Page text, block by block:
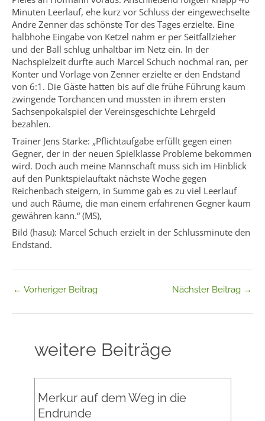
Minuten Leerlauf, ehe kurz vor Schluss der eingewechselte
Andre Zenner das schönste Tor des Tages erzielte. Eine
halbhohe Eingabe von Ketzel nahm er per Seitfallzieher
und der Ball schlug unhaltbar im Netz ein. In der
Nachspielzeit durfte auch Marcel Schuch nochmal ran, per
Konter und Vorlage von Zenner erzielte er den Endstand
von 6:1. Die Gäste hatten bis auf die frühe Führung kaum
zwingende Torchancen und mussten in ihrem ersten
Sachsenpokalspiel der Vereinsgeschichte Lehrgeld
bezahlen.
Trainer Jens Starke: „Pflichtaufgabe erfüllt gegen einen
Gegner, der in der neuen Spielklasse Probleme bekommen
wird. Doch auch meine Mannschaft muss sich im Hinblick
auf den Punktspielauftakt nächste Woche gegen
Reichenbach steigern, in Summe gab es zu viel Leerlauf
und auch Räume, die man einem erfahrenen Gegner kaum
gewähren kann.“ (MS),
Bild (hasu): Marcel Schuch erzielt in der Schlussminute den
Endstand.
← Vorheriger Beitrag Nächster Beitrag →
weitere Beiträge
Merkur auf dem Weg in die
Endrunde